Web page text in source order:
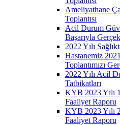
Ameliyathane
Toplantısı
Acil Durum
Başarıyla
2022 Yılı
Hastanemiz
Toplantımızı
2022 Yılı Acil
Tatbikatları
KYB 2023 Yılı
Faaliyet Raporu
KYB 2023 Yılı
Faaliyet Raporu